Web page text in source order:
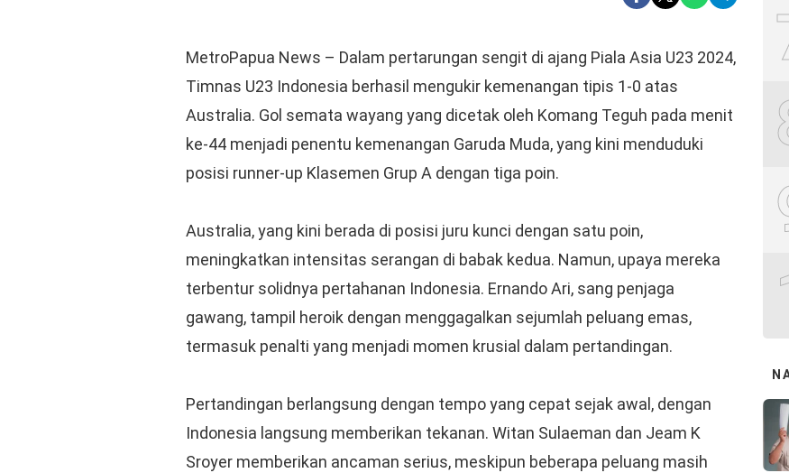
MetroPapua News – Dalam pertarungan sengit di ajang Piala Asia U23 2024,
Timnas U23 Indonesia berhasil mengukir kemenangan tipis 1-0 atas
Australia. Gol semata wayang yang dicetak oleh Komang Teguh pada menit
ke-44 menjadi penentu kemenangan Garuda Muda, yang kini menduduki
posisi runner-up Klasemen Grup A dengan tiga poin.
Australia, yang kini berada di posisi juru kunci dengan satu poin,
meningkatkan intensitas serangan di babak kedua. Namun, upaya mereka
terbentur solidnya pertahanan Indonesia. Ernando Ari, sang penjaga
gawang, tampil heroik dengan menggagalkan sejumlah peluang emas,
termasuk penalti yang menjadi momen krusial dalam pertandingan.
Pertandingan berlangsung dengan tempo yang cepat sejak awal, dengan
Indonesia langsung memberikan tekanan. Witan Sulaeman dan Jeam K
Sroyer memberikan ancaman serius, meskipun beberapa peluang masih